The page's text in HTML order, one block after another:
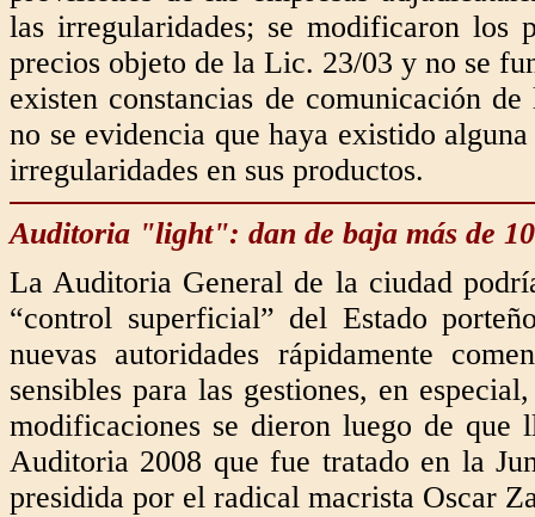
las irregularidades; se modificaron los
precios objeto de la Lic. 23/03 y no se
existen constancias de comunicación
no se evidencia que haya existido
irregularidades en sus productos.
Auditoria "light": dan de baja más de
La Auditoria General de la ciudad
“control superficial” del Estado
nuevas autoridades rápidamente
sensibles para las gestiones, en
modificaciones se dieron luego de
Auditoria 2008 que fue tratado en la
presidida por el radical macrista Oscar